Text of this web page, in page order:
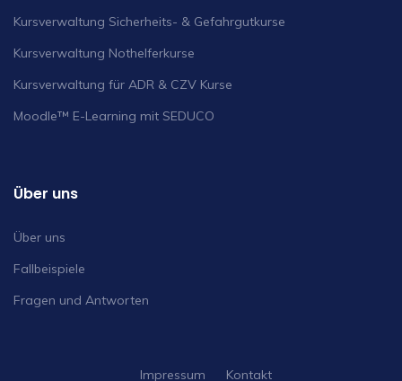
Kursverwaltung Sicherheits- & Gefahrgutkurse
Kursverwaltung Nothelferkurse
Kursverwaltung für ADR & CZV Kurse
Moodle™ E-Learning mit SEDUCO
Über uns
Über uns
Fallbeispiele
Fragen und Antworten
Impressum Kontakt